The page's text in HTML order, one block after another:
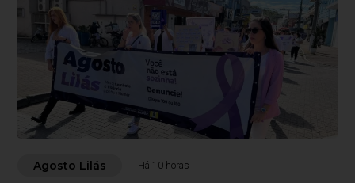
Agosto Lilás Há 10 horas